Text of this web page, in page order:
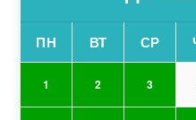
ПН ВТ СР
1 2 3